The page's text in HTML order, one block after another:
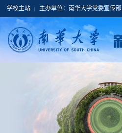
学校主站 | 主办单位：南华大学党委宣传部